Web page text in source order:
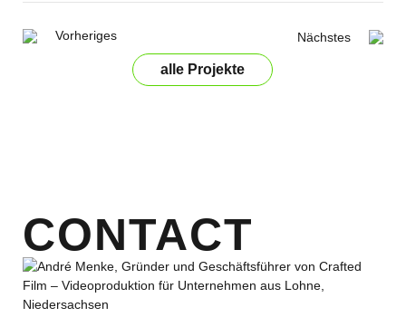
Vorheriges
alle Projekte
Nächstes
CONTACT